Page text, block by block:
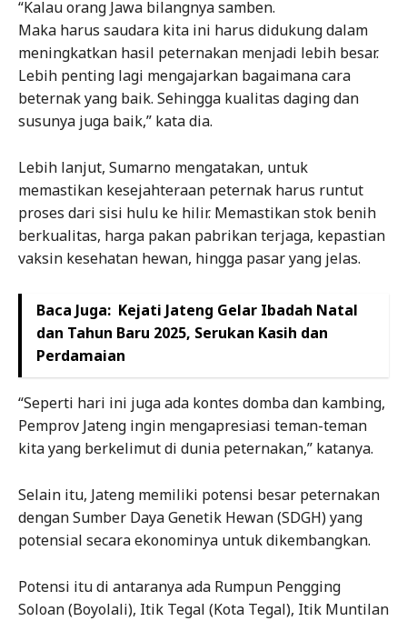
“Kalau orang Jawa bilangnya samben.
Maka harus saudara kita ini harus didukung dalam
meningkatkan hasil peternakan menjadi lebih besar.
Lebih penting lagi mengajarkan bagaimana cara
beternak yang baik. Sehingga kualitas daging dan
susunya juga baik,” kata dia.
Lebih lanjut, Sumarno mengatakan, untuk
memastikan kesejahteraan peternak harus runtut
proses dari sisi hulu ke hilir. Memastikan stok benih
berkualitas, harga pakan pabrikan terjaga, kepastian
vaksin kesehatan hewan, hingga pasar yang jelas.
Baca Juga: Kejati Jateng Gelar Ibadah Natal
dan Tahun Baru 2025, Serukan Kasih dan
Perdamaian
“Seperti hari ini juga ada kontes domba dan kambing,
Pemprov Jateng ingin mengapresiasi teman-teman
kita yang berkelimut di dunia peternakan,” katanya.
Selain itu, Jateng memiliki potensi besar peternakan
dengan Sumber Daya Genetik Hewan (SDGH) yang
potensial secara ekonominya untuk dikembangkan.
Potensi itu di antaranya ada Rumpun Pengging
Soloan (Boyolali), Itik Tegal (Kota Tegal), Itik Muntilan